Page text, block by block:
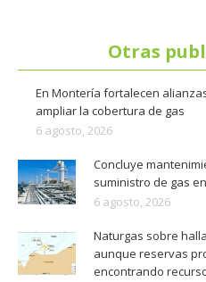
Otras
En Montería fortalecen
ampliar la cobertura de gas
6 agosto, 2026
Concluye
suministro de gas
6 agosto, 2026
Naturgas sobre
aunque reservas
encontrando